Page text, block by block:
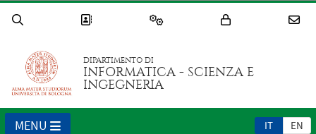
DIPARTIMENTO DI
INFORMATICA - SCIENZA E
INGEGNERIA
IT EN
MENU